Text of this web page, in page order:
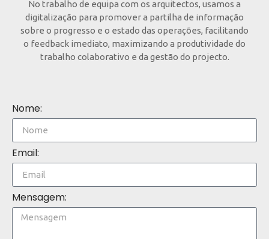
No trabalho de equipa com os arquitectos, usamos a
digitalização para promover a partilha de informação
sobre o progresso e o estado das operações, facilitando
o feedback imediato, maximizando a produtividade do
trabalho colaborativo e da gestão do projecto.
Nome:
Email:
Mensagem: